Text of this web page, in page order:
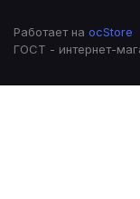
Работает на ocStore
ГОСТ - интернет-